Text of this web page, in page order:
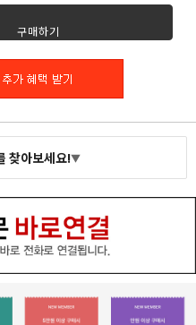
구매하기
찾아보세요!▼